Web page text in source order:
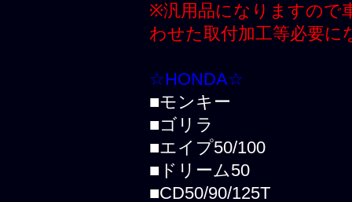
※汎用品になりますので
わせた取付加工等必要に
☆HONDA☆
■モンキー
■ゴリラ
■エイプ50/100
■ドリーム50
■CD50/90/125T